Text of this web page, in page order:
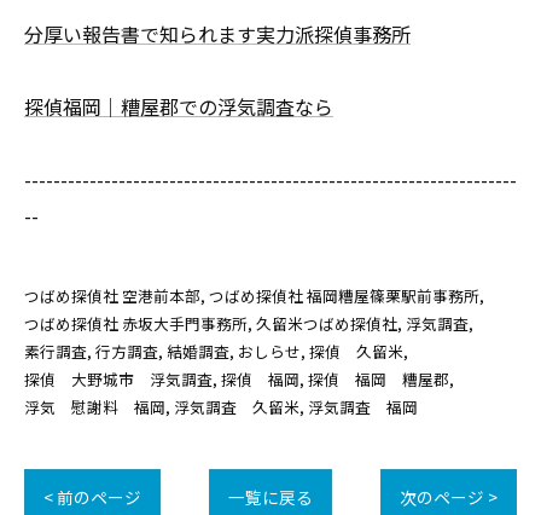
分厚い報告書で知られます実力派探偵事務所
探偵福岡｜糟屋郡での浮気調査なら
--------------------------------------------------------------------
--
つばめ探偵社 空港前本部 つばめ探偵社 福岡糟屋篠栗駅前事務所
つばめ探偵社 赤坂大手門事務所 久留米つばめ探偵社 浮気調査
素行調査 行方調査 結婚調査 おしらせ 探偵 久留米
探偵 大野城市 浮気調査 探偵 福岡 探偵 福岡 糟屋郡
浮気 慰謝料 福岡 浮気調査 久留米 浮気調査 福岡
< 前のページ 一覧に戻る 次のページ >